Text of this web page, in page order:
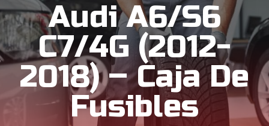
Audi A6/S6
C7/4G (2012-
2018) – Caja De
Fusibles